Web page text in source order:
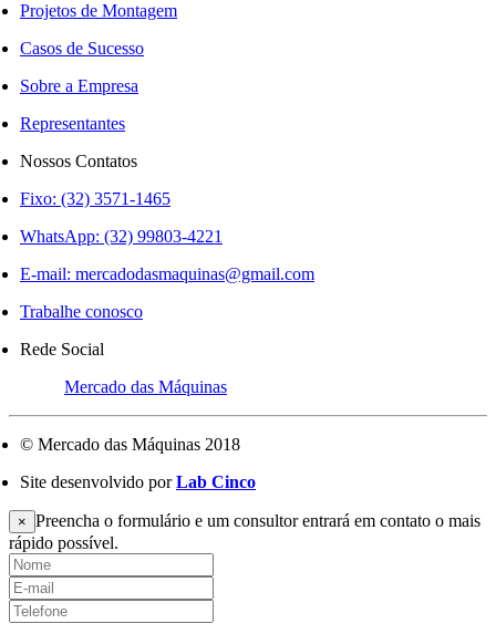
Projetos de Montagem
Casos de Sucesso
Sobre a Empresa
Representantes
Nossos Contatos
Fixo: (32) 3571-1465
WhatsApp: (32) 99803-4221
E-mail: mercadodasmaquinas@gmail.com
Trabalhe conosco
Rede Social
Mercado das Máquinas
© Mercado das Máquinas 2018
Site desenvolvido por Lab Cinco
× Preencha o formulário e um consultor entrará em contato o mais
rápido possível.